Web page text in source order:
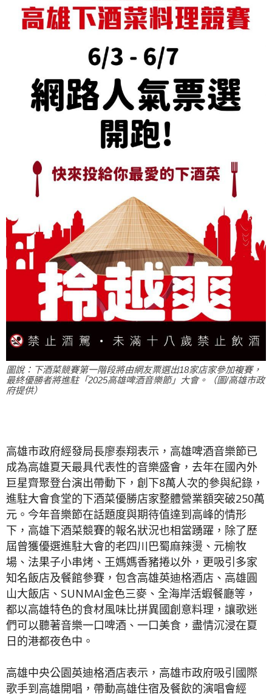
圖說：下酒菜競賽第一階段將由網友票選出18家店家參加複賽，
最終優勝者將進駐「2025高雄啤酒音樂節」大會。（圖/高雄市政
府提供）
高雄市政府經發局長廖泰翔表示，高雄啤酒音樂節已
成為高雄夏天最具代表性的音樂盛會，去年在國內外
巨星齊聚登台演出帶動下，創下8萬人次的參與紀錄，
進駐大會食堂的下酒菜優勝店家整體營業額突破250萬
元。今年音樂節在話題度與期待值達到高峰的情形
下，高雄下酒菜競賽的報名狀況也相當踴躍，除了歷
屆曾獲優選進駐大會的老四川巴蜀麻辣燙、元榆牧
場、法果子小串烤、王媽媽香豬捲以外，更吸引多家
知名飯店及餐館參賽，包含高雄英迪格酒店、高雄圓
山大飯店、SUNMAI金色三麥、全海岸活蝦餐廳等，
都以高雄特色的食材風味比拼異國創意料理，讓歌迷
們可以聽著音樂一口啤酒、一口美食，盡情沉浸在夏
日的港都夜色中。
高雄中央公園英迪格酒店表示，高雄市政府吸引國際
歌手到高雄開唱，帶動高雄住宿及餐飲的演唱會經